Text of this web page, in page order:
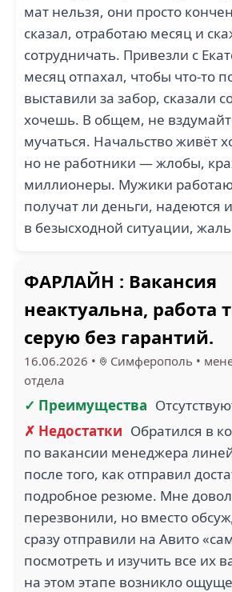
мат нельзя, они просто
сказал, отработаю месяц и
сотрудничать. Привезли с
месяц отпахал, чтобы что-то
выставили за забор, сказали
хочешь. В общем, не
мучаться. Начальство живёт
но не работники — жлобы,
миллионеры. Мужики
получат ли деньги, надеются
в безысходной ситуации,
ФАРЛАЙН : Вакансия
неактуальна, работа
серую без гарантий.
16.06.2026 • Симферополь •
отдела
✓ Преимущества
✗ Недостатки Обратился в
по вакансии менеджера
после того, как отправил
подробное резюме. Мне
перезвонили, но вместо
сразу отправили на Авито
посмотреть и изучить все их
на этом этапе возникло